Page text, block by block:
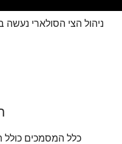
ניהול הצי הסולארי
כלל המסמכים כולל